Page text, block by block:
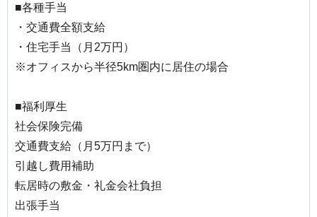
■各種手当
・交通費全額支給
・住宅手当（月2万円）
※オフィスから半径5km圏内に居住の場合
■福利厚生
社会保険完備
交通費支給（月5万円まで）
引越し費用補助
転居時の敷金・礼金会社負担
出張手当